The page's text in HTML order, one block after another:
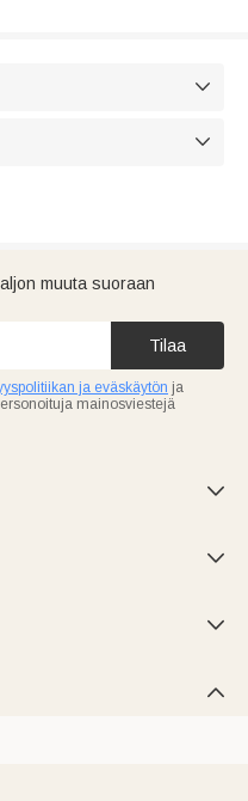


muuta suoraan
Tilaa
ja eväskäytön ja
mainosviestejä



